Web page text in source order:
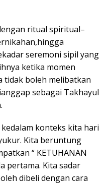
ritual spiritual–
seremoni sipil yang
ketika momen
tidak boleh melibatkan
sebagai Takhayul
konteks kita hari
Kita beruntung
“ KETUHANAN
pertama. Kita sadar
dibeli dengan cara